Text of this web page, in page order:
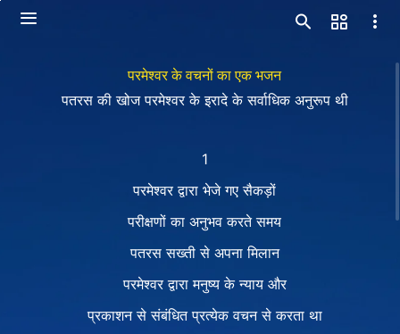
परमेश्वर के वचनों का एक भजन
पतरस की खोज परमेश्वर के इरादे के सर्वाधिक अनुरूप थी
1
परमेश्वर द्वारा भेजे गए सैकड़ों
परीक्षणों का अनुभव करते समय
पतरस सख्ती से अपना मिलान
परमेश्वर द्वारा मनुष्य के न्याय और
प्रकाशन से संबंधित प्रत्येक वचन से करता था